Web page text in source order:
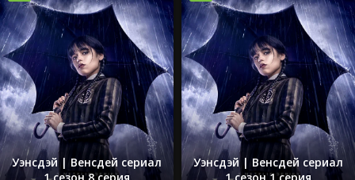
Уэнсдэй | Венсдей сериал
Уэнсдэй | Венсдей сериал